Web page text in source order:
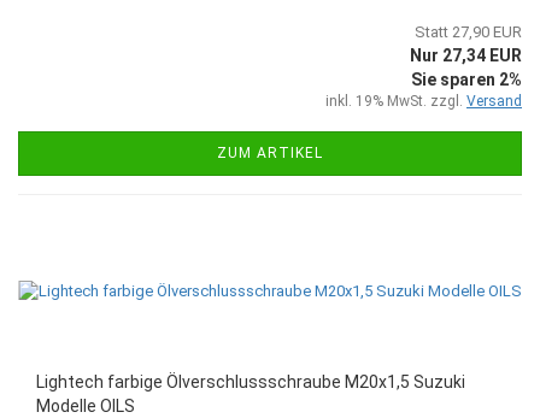
Statt 27,90 EUR
Nur 27,34 EUR
Sie sparen 2%
inkl. 19% MwSt. zzgl. Versand
ZUM ARTIKEL
Lightech farbige Ölverschlussschraube M20x1,5 Suzuki
Modelle OILS